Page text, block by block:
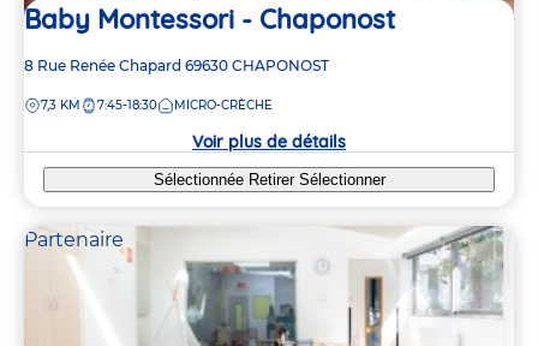
Baby Montessori - Chaponost
Adresse
la
8 Rue Renée Chapard 69630 CHAPONOST
DISTANCE
7,3 KM 7:45-18:30 MICRO-CRÈCHE
Voir plus de détails
Sélectionnée Retirer Sélectionner
Partenaire